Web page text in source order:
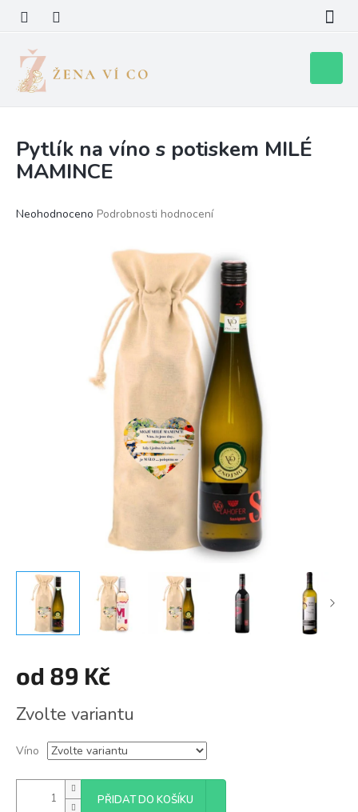
obsah
košík
Pytlík na víno s potiskem MILÉ
MAMINCE
Průměrné
Neohodnoceno Podrobnosti hodnocení
od 89 Kč
cena:
Zvolte variantu
Víno
PŘIDAT DO KOŠÍKU